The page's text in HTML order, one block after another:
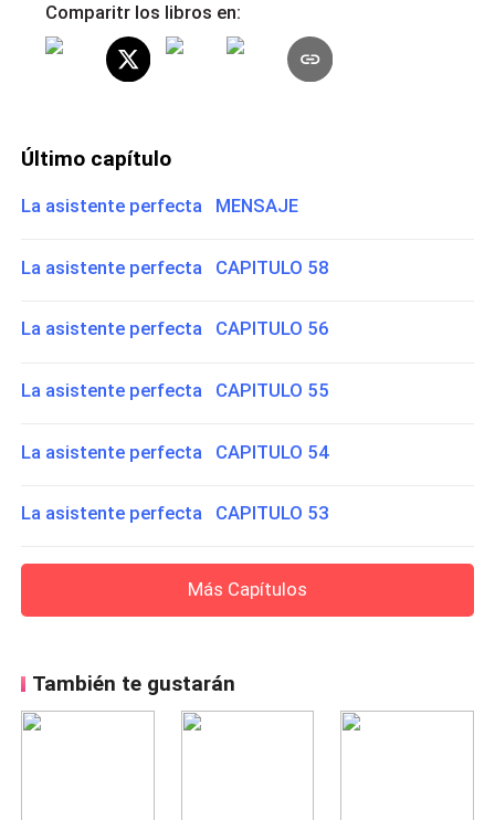
Comparitr los libros en:
Último capítulo
La asistente perfecta MENSAJE
La asistente perfecta CAPITULO 58
La asistente perfecta CAPITULO 56
La asistente perfecta CAPITULO 55
La asistente perfecta CAPITULO 54
La asistente perfecta CAPITULO 53
Más Capítulos
También te gustarán